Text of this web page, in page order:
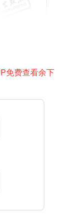
免费查看余下